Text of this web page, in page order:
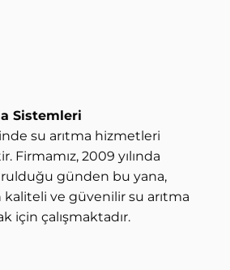
Sistemleri
su arıtma hizmetleri
Firmamız, 2009 yılında
günden bu yana,
ve güvenilir su arıtma
için çalışmaktadır.